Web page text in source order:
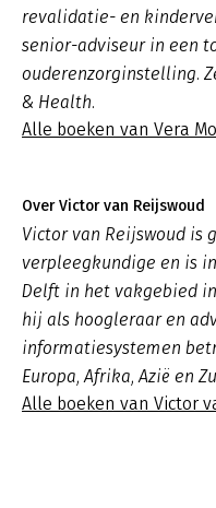
revalidatie- en
senior-adviseur in een
ouderenzorginstelling.
& Health.
Alle boeken van Vera
Over Victor van Reijswoud
Victor van Reijswoud is
verpleegkundige en is
Delft in het vakgebied
hij als hoogleraar en
informatiesystemen
Europa, Afrika, Azië en
Alle boeken van Victor